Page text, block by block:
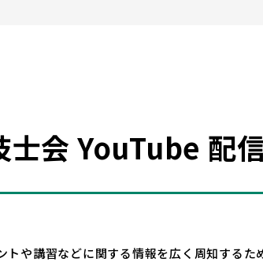
会 YouTube 配
や講習などに関する情報を広く周知する